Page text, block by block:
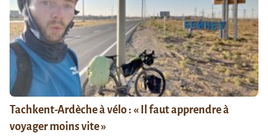
Tachkent-Ardèche à vélo : « Il faut apprendre à
voyager moins vite »